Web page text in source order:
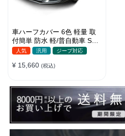
車ハーフカバー 6色 軽量 取
付簡単 防水 軽/普自動車 SUV
車対応 どんな天気でも使え
人気 汎用 ジープ対応
¥ 15,660 (税込)